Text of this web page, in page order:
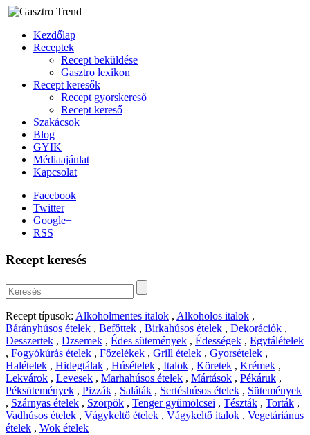
Kezdőlap
Receptek
Recept beküldése
Gasztro lexikon
Recept keresők
Recept gyorskereső
Recept kereső
Szakácsok
Blog
GYIK
Médiaajánlat
Kapcsolat
Facebook
Twitter
Google+
RSS
Recept keresés
Recept típusok: Alkoholmentes italok , Alkoholos italok ,
Bárányhúsos ételek , Befőttek , Birkahúsos ételek , Dekorációk ,
Desszertek , Dzsemek , Édes sütemények , Édességek , Egytálételek
, Fogyókúrás ételek , Főzelékek , Grill ételek , Gyorsételek ,
Halételek , Hidegtálak , Húsételek , Italok , Köretek , Krémek ,
Lekvárok , Levesek , Marhahúsos ételek , Mártások , Pékáruk ,
Péksütemények , Pizzák , Saláták , Sertéshúsos ételek , Sütemények
, Szárnyas ételek , Szörpök , Tenger gyümölcsei , Tészták , Torták ,
Vadhúsos ételek , Vágykeltő ételek , Vágykeltő italok , Vegetáriánus
ételek , Wok ételek